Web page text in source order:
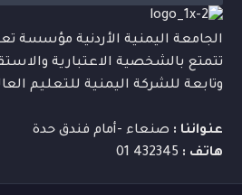
الجامعة اليمنية الأردنية مؤسسة
تتمتع بالشخصية الاعتبارية
وتابعة للشركة اليمنية للتعليم
عنواننا : صنعاء -أمام فندق حدة
هاتف :